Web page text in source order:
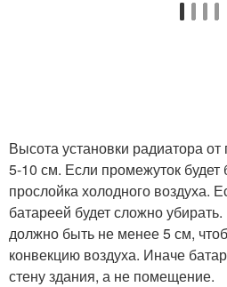
Высота установки радиатора
5-10 см. Если промежуток будет
прослойка холодного
батареей будет сложно
должно быть не менее 5 см,
конвекцию воздуха. Иначе
стену здания, а не помещение.